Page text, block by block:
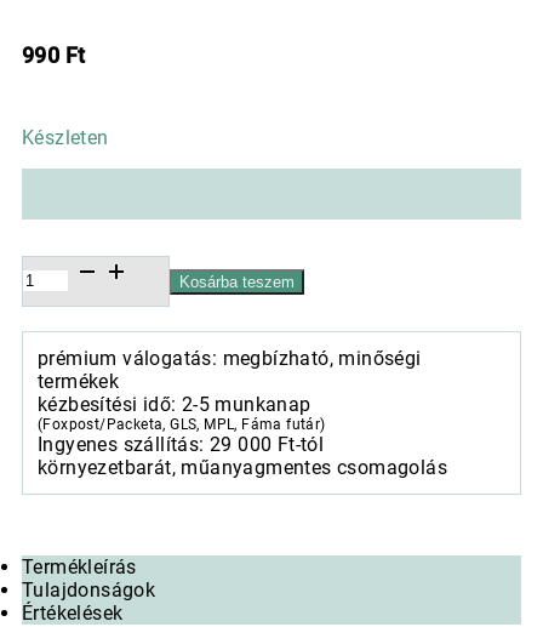
990 Ft
Készleten
Papírszalvéta
25x25cm,
20db-
os
Tea
cups
pink
mennyiség
Kosárba teszem
prémium válogatás: megbízható, minőségi
termékek
kézbesítési idő: 2-5 munkanap
(Foxpost/Packeta, GLS, MPL, Fáma futár)
Ingyenes szállítás: 29 000 Ft-tól
környezetbarát, műanyagmentes csomagolás
Termékleírás
Tulajdonságok
Értékelések